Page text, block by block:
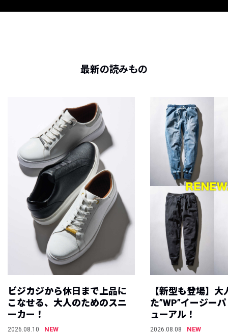
最新の読みもの
ビジカジから休日まで上品に
こなせる、大人のためのスニ
ーカー！
2026.08.10
NEW
【新型も登場】大
た”WP”イージー
ューアル！
2026.08.08
NEW